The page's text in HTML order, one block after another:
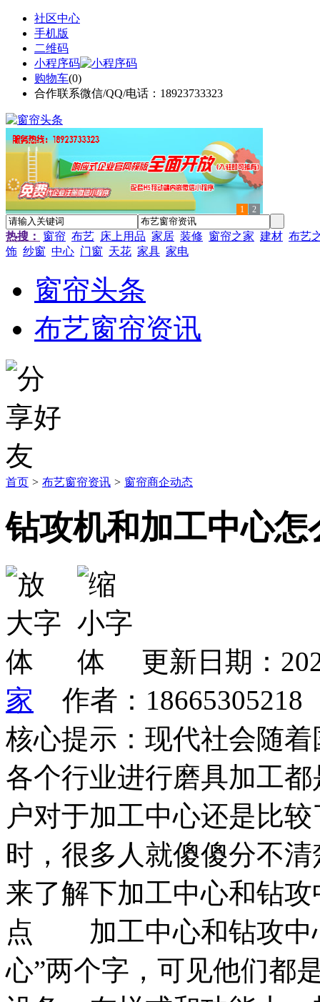
社区中心
手机版
二维码
小程序码
购物车(0)
合作联系微信/QQ/电话：18923733323
1 2
热搜： 窗帘 布艺 床上用品 家居 装修 窗帘之家 建材 布艺
饰 纱窗 中心 门窗 天花 家具 家电
窗帘头条
布艺窗帘资讯
首页 > 布艺窗帘资讯 > 窗帘商企动态
钻攻机和加工中心怎
更新日期：
家 作者：
核心提示：现代社会随
各个行业进行磨具加工
户对于加工中心还是比
时，很多人就傻傻分不
来了解下加工中心和钻
点 加工中心和钻攻中
心”两个字，可见他们都